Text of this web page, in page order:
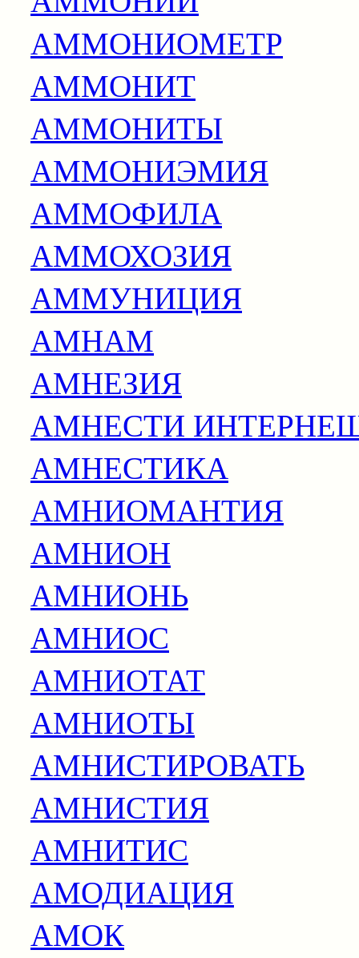
АММОНИОМЕТР
АММОНИТ
АММОНИТЫ
АММОНИЭМИЯ
АММОФИЛА
АММОХОЗИЯ
АММУНИЦИЯ
АМНАМ
АМНЕЗИЯ
АМНЕСТИ
АМНЕСТИКА
АМНИОМАНТИЯ
АМНИОН
АМНИОНЬ
АМНИОС
АМНИОТАТ
АМНИОТЫ
АМНИСТИРОВАТЬ
АМНИСТИЯ
АМНИТИС
АМОДИАЦИЯ
АМОК